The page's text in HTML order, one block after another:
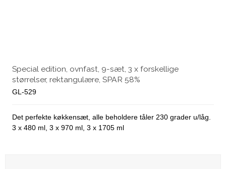
Special edition, ovnfast, 9-sæt, 3 x forskellige
størrelser, rektangulære, SPAR 58%
GL-529
Det perfekte køkkensæt, alle beholdere tåler 230 grader u/låg.
3 x 480 ml, 3 x 970 ml, 3 x 1705 ml